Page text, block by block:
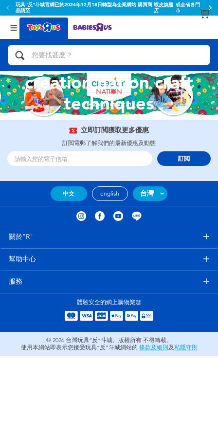
玩具"反"斗城官網已於2024年12月18日轉型為企業網站 購買商
品請至
蝦皮旗艦
店
或全省各門
市
返回
分類目錄
人氣英雄,角色扮演,射擊玩具
腳踏車,滑板車,騎乘車
拼砌組合及樂高LEGO
玩具車,貨車,火車及遙控系列
手工藝,文具,蠟筆,泥膠,畫板
娃娃, 芭比,收藏公仔
遊戲及拼圖系列
戶外及運動用品
派對用品
返回
品牌
Toy Story玩具總動員
Super Mario超級瑪利歐
52TOYS
Miniso名創優品
playpop
Barbie芭比
NERF熱火
creation nation craft
techniques
立即訂閲獲取更多優惠
訂閲電郵了解我們的最新優惠及動態
訂閲
中文 english 台灣
關於"R"
幫助中心
服務
體驗安全的網上購物樂趣
© 2026 台灣玩具“反”斗城。版權所有 不得轉載。
使用本網站即表示您接受玩具“反”斗城網站的 條款及細則 及私隱守則